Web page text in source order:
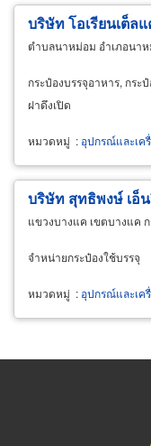
บริษัท โอเรียนเต็ล
ตำบลนาหม่อม อำเภอนา
กระป๋องบรรจุอาหาร, กระ
ฝาดึงเปิด
หมวดหมู่ : อุปกรณ์และเค
บริษัท สุทธิพงษ์ เอ็น
แขวงบางแค เขตบางแค
จำหน่ายกระป๋องใช้บรรจุ
หมวดหมู่ : อุปกรณ์และเค